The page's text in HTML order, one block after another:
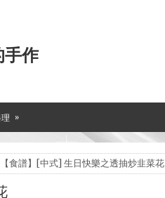
作
»
食譜】[中式] 生日快樂之透抽炒韭菜花